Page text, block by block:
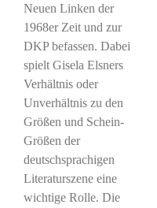
Neuen Linken der
1968er Zeit und zur
DKP befassen. Dabei
spielt Gisela Elsners
Verhältnis oder
Unverhältnis zu den
Größen und Schein-
Größen der
deutschsprachigen
Literaturszene eine
wichtige Rolle. Die